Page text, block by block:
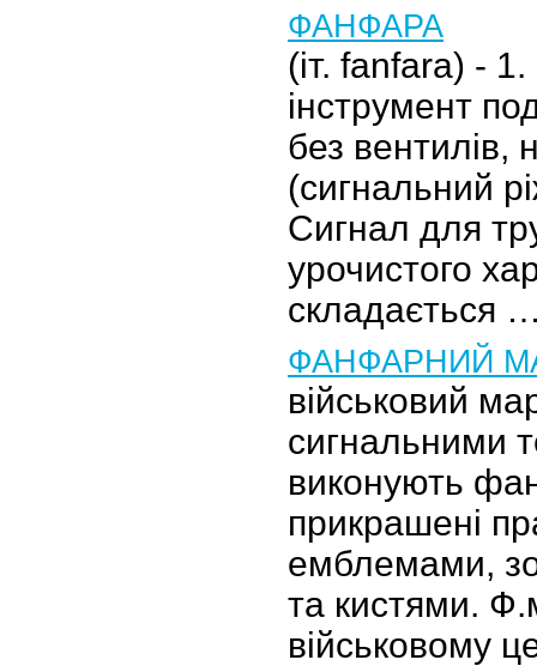
ФАНФАРА
(іт. fanfara) -
інструмент
без вентилів,
(сигнальний
Сигнал для
урочистого
складається
ФАНФАРНИЙ
військовий
сигнальними
виконують
прикрашені
емблемами,
та кистями.
військовому